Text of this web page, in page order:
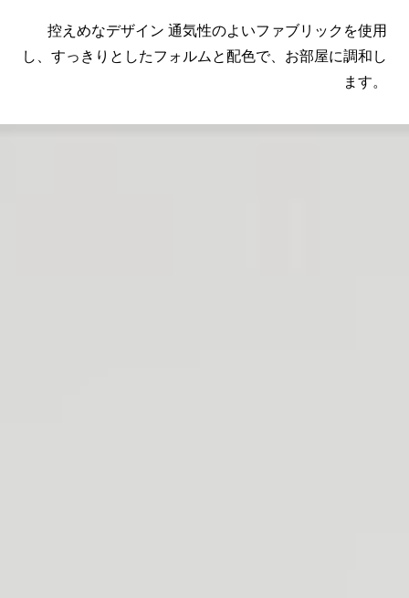
控えめなデザイン 通気性のよいファブリックを使用
し、すっきりとしたフォルムと配色で、お部屋に調和し
ます。